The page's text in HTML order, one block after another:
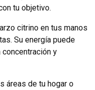
tu objetivo.
citrino en tus manos
Su energía puede
concentración y
áreas de tu hogar o